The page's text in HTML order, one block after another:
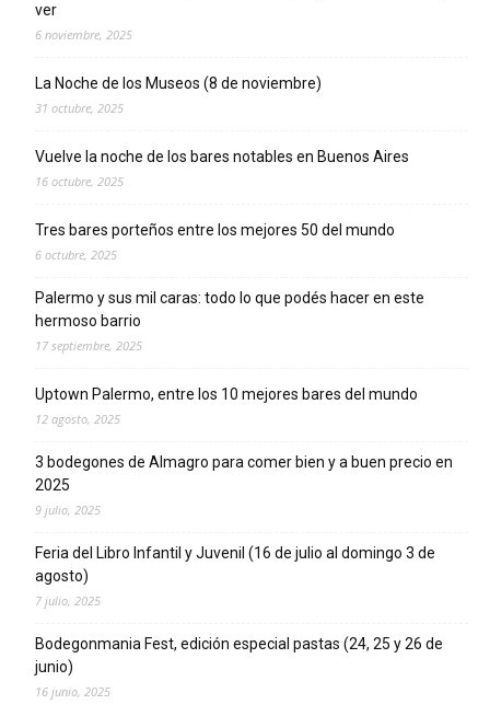
ver
6 noviembre, 2025
La Noche de los Museos (8 de noviembre)
31 octubre, 2025
Vuelve la noche de los bares notables en Buenos Aires
16 octubre, 2025
Tres bares porteños entre los mejores 50 del mundo
6 octubre, 2025
Palermo y sus mil caras: todo lo que podés hacer en este
hermoso barrio
17 septiembre, 2025
Uptown Palermo, entre los 10 mejores bares del mundo
12 agosto, 2025
3 bodegones de Almagro para comer bien y a buen precio en
2025
9 julio, 2025
Feria del Libro Infantil y Juvenil (16 de julio al domingo 3 de
agosto)
7 julio, 2025
Bodegonmania Fest, edición especial pastas (24, 25 y 26 de
junio)
16 junio, 2025